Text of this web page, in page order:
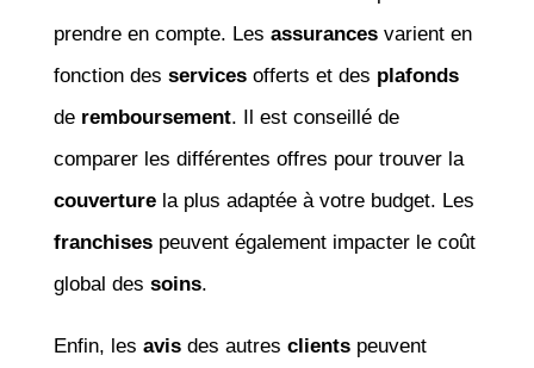
prendre en compte. Les assurancesvarient en
fonction des servicesofferts et des plafonds
de remboursement. Il est conseillé de
comparer les différentes offres pour trouver la
couverturela plus adaptée à votre budget. Les
franchisespeuvent également impacter le coût
global des soins.
Enfin, les avisdes autres clientspeuvent